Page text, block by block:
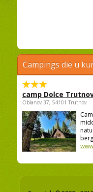
Campings die u
camp Dolce
Oblanov 37, 54101 Trutnov